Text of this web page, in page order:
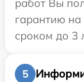
работ Вы
гарантию на
сроком до 3
5